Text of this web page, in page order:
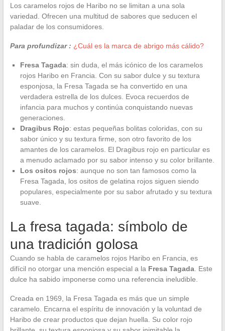
Los caramelos rojos de Haribo no se limitan a una sola
variedad. Ofrecen una multitud de sabores que seducen el
paladar de los consumidores.
Para profundizar : ¿Cuál es la marca de abrigo más cálido?
Fresa Tagada: sin duda, el más icónico de los caramelos
rojos Haribo en Francia. Con su sabor dulce y su textura
esponjosa, la Fresa Tagada se ha convertido en una
verdadera estrella de los dulces. Evoca recuerdos de
infancia para muchos y continúa conquistando nuevas
generaciones.
Dragibus Rojo: estas pequeñas bolitas coloridas, con su
sabor único y su textura firme, son otro favorito de los
amantes de los caramelos. El Dragibus rojo en particular es
a menudo aclamado por su sabor intenso y su color brillante.
Los ositos rojos: aunque no son tan famosos como la
Fresa Tagada, los ositos de gelatina rojos siguen siendo
populares, especialmente por su sabor afrutado y su textura
suave.
La fresa tagada: símbolo de
una tradición golosa
Cuando se habla de caramelos rojos Haribo en Francia, es
difícil no otorgar una mención especial a la Fresa Tagada. Este
dulce ha sabido imponerse como una referencia ineludible.
Creada en 1969, la Fresa Tagada es más que un simple
caramelo. Encarna el espíritu de innovación y la voluntad de
Haribo de crear productos que dejan huella. Su color rojo